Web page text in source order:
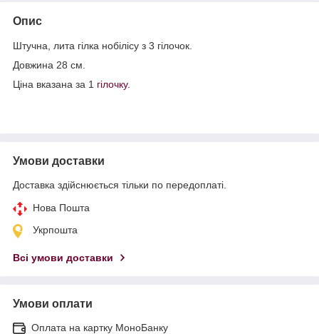
Опис
Штучна, лита гілка нобілісу з 3 гілочок.
Довжина 28 см.
Ціна вказана за 1 гілочку.
Умови доставки
Доставка здійснюється тільки по передоплаті.
Нова Пошта
Укрпошта
Всі умови доставки
Умови оплати
Оплата на картку МоноБанку